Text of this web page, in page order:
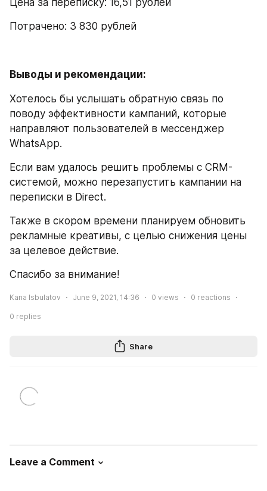
Потрачено: 3 830 рублей
Выводы и рекомендации:
Хотелось бы услышать обратную связь по
поводу эффективности кампаний, которые
направляют пользователей в мессенджер
WhatsApp.
Если вам удалось решить проблемы с CRM-
системой, можно перезапустить кампании на
переписки в Direct.
Также в скором времени планируем обновить
рекламные креативы, с целью снижения цены
за целевое действие.
Спасибо за внимание!
Kana Isbulatov June 9, 2021, 14:36 0 views 0 reactions
0 replies
Share
Leave a Comment